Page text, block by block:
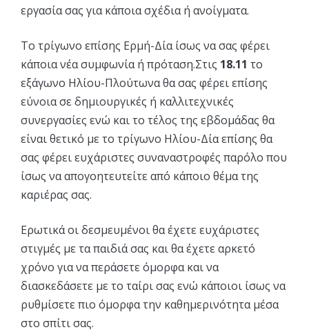
εργασία σας για κάποια σχέδια ή ανοίγματα.
Το τρίγωνο επίσης Ερμή-Δία ίσως να σας φέρει
κάποια νέα συμφωνία ή πρόταση.Στις 18.11 το
εξάγωνο Ηλίου-Πλούτωνα θα σας φέρει επίσης
εύνοια σε δημιουργικές ή καλλιτεχνικές
συνεργασίες ενώ και το τέλος της εβδομάδας θα
είναι θετικό με το τρίγωνο Ηλίου-Δία επίσης θα
σας φέρει ευχάριστες συναναστροφές παρόλο που
ίσως να απογοητευτείτε από κάποιο θέμα της
καριέρας σας.
Ερωτικά οι δεσμευμένοι θα έχετε ευχάριστες
στιγμές με τα παιδιά σας και θα έχετε αρκετό
χρόνο για να περάσετε όμορφα και να
διασκεδάσετε με το ταίρι σας ενώ κάποιοι ίσως να
ρυθμίσετε πιο όμορφα την καθημερινότητα μέσα
στο σπίτι σας.